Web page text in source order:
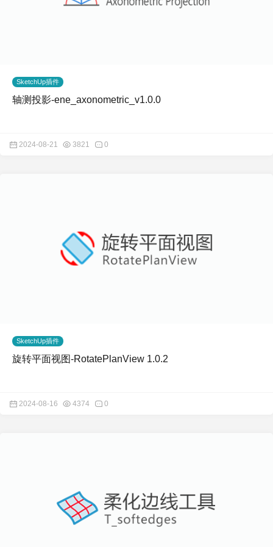
SketchUp插件
轴测投影-ene_axonometric_v1.0.0
2024-08-21 3821 0
SketchUp插件
旋转平面视图-RotatePlanView 1.0.2
2024-08-16 4374 0